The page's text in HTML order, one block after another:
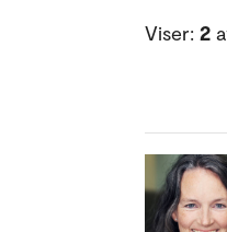
Viser: 2